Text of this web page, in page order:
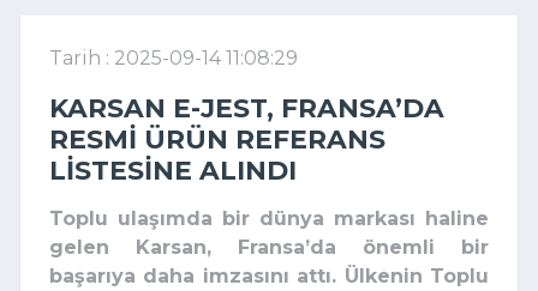
Tarih : 2025-09-14 11:08:29
KARSAN E-JEST, FRANSA’DA
RESMI ÜRÜN REFERANS
LISTESINE ALINDI
Toplu ulaşımda bir dünya markası haline
gelen Karsan, Fransa’da önemli bir
başarıya daha imzasını attı. Ülkenin Toplu